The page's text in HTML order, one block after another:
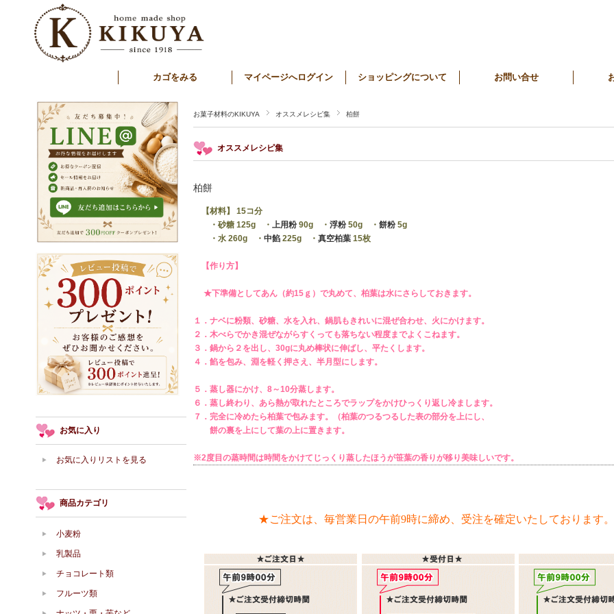
カゴをみる マイページへログイン ショッピングについて お問い合せ
お菓子材料のKIKUYA オススメレシピ集 柏餅
オススメレシピ集
柏餅
【材料】 15コ分
・砂糖 125g ・ 上用粉90g ・ 浮粉50g ・ 餅粉5g
・水 260g ・ 中餡 225g ・ 真空柏葉 15枚
【作り方】
★下準備としてあん（約15ｇ）で丸めて、柏葉は水にさらしておきます。
１．ナベに粉類、砂糖、水を入れ、鍋肌もきれいに混ぜ合わせ、火にかけます。
２．木べらでかき混ぜながらすくっても落ちない程度までよくこねます。
３．鍋から２を出し、30gに丸め棒状に伸ばし、平たくします。
４．餡を包み、淵を軽く押さえ、半月型にします。
５．蒸し器にかけ、8～10分蒸します。
６．蒸し終わり、あら熱が取れたところでラップをかけひっくり返し冷まします。
７．完全に冷めたら柏葉で包みます。（柏葉のつるつるした表の部分を上にし、
餅の裏を上にして葉の上に置きます。
※2度目の蒸時間は時間をかけてじっくり蒸したほうが笹葉の香りが移り美味しいです。
★ご注文は、毎営業日の午前9時に締め、受注を確定いたしております。
お気に入り
お気に入りリストを見る
商品カテゴリ
小麦粉
乳製品
チョコレート類
フルーツ類